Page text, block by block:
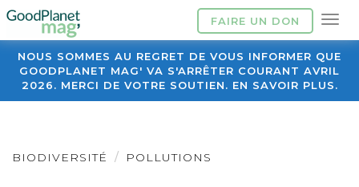
FAIRE UN DON
NOUS SOMMES AU REGRET DE VOUS INFORMER QUE
GOODPLANET MAG' VA S'ARRÊTER COURANT AVRIL
2026. MERCI DE VOTRE SOUTIEN. EN SAVOIR PLUS.
BIODIVERSITÉ POLLUTIONS